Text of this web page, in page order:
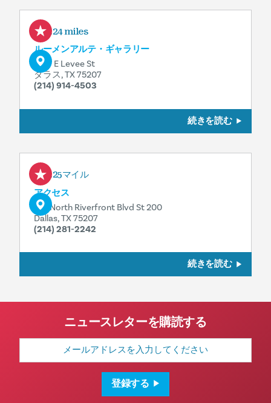
1.24 miles
ルーメンアルテ・ギャラリー
1727 E Levee St
ダラス, TX 75207
(214) 914-4503
続きを読む
1.25マイル
アクセス
921 North Riverfront Blvd St 200
Dallas, TX 75207
(214) 281-2242
続きを読む
ニュースレターを購読する
メ
ル
登録する